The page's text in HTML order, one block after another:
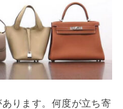
ります。何度が立ち寄